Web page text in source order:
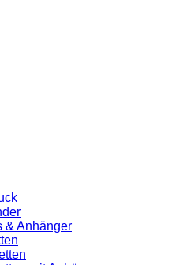
& Anhänger